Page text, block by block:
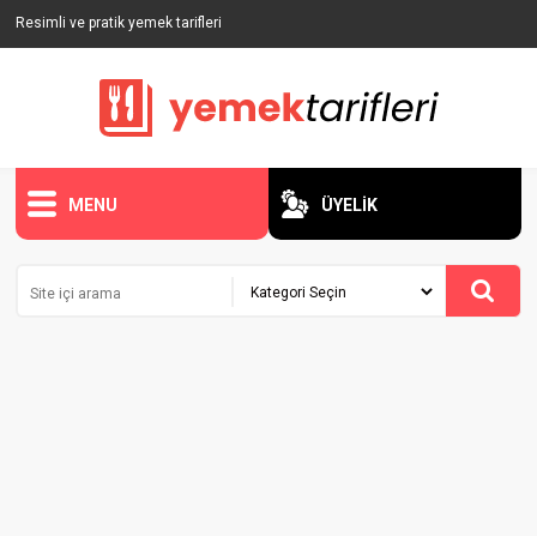
Resimli ve pratik yemek tarifleri
MENU ÜYELİK